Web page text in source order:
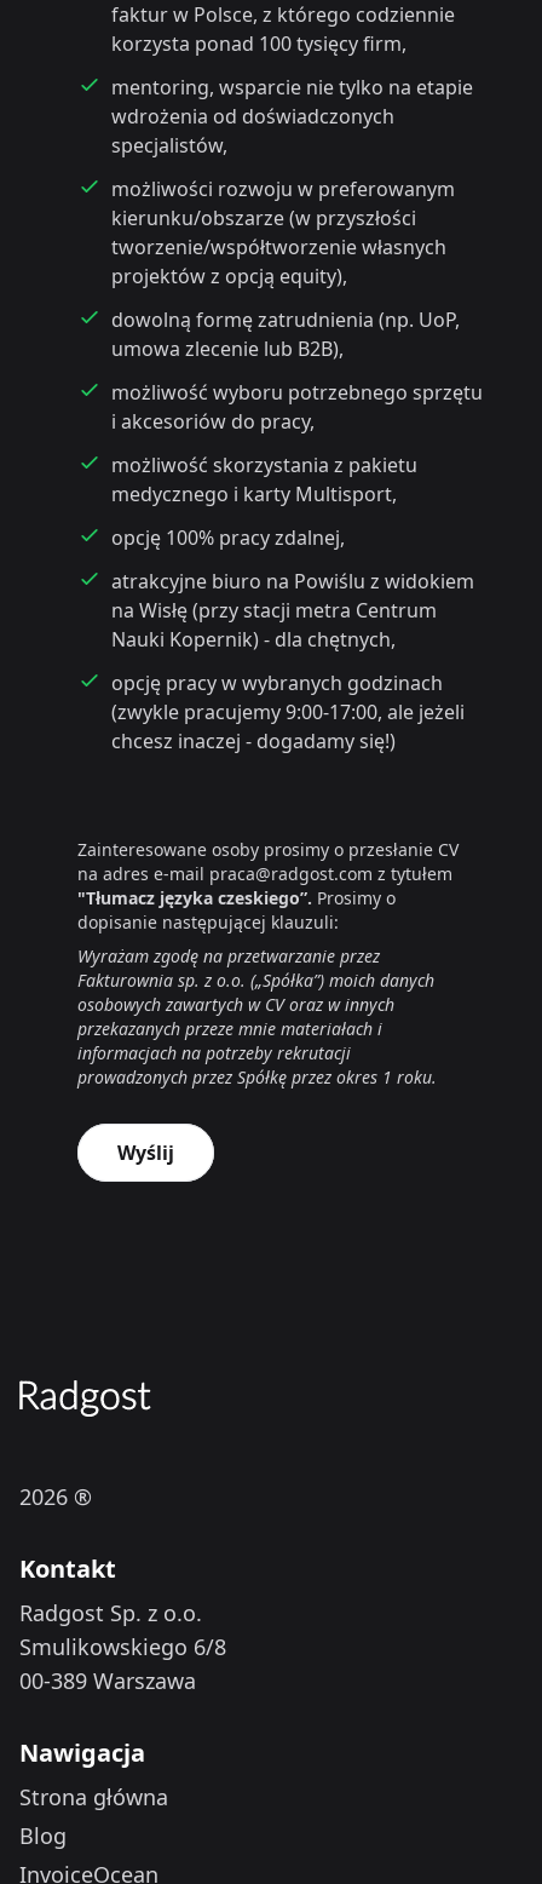
faktur w Polsce, z którego codziennie
korzysta ponad 100 tysięcy firm,
mentoring, wsparcie nie tylko na etapie
wdrożenia od doświadczonych
specjalistów,
możliwości rozwoju w preferowanym
kierunku/obszarze (w przyszłości
tworzenie/współtworzenie własnych
projektów z opcją equity),
dowolną formę zatrudnienia (np. UoP,
umowa zlecenie lub B2B),
możliwość wyboru potrzebnego sprzętu
i akcesoriów do pracy,
możliwość skorzystania z pakietu
medycznego i karty Multisport,
opcję 100% pracy zdalnej,
atrakcyjne biuro na Powiślu z widokiem
na Wisłę (przy stacji metra Centrum
Nauki Kopernik) - dla chętnych,
opcję pracy w wybranych godzinach
(zwykle pracujemy 9:00-17:00, ale jeżeli
chcesz inaczej - dogadamy się!)
Zainteresowane osoby prosimy o przesłanie CV
na adres e-mail praca@radgost.com z tytułem
"Tłumacz języka czeskiego”. Prosimy o
dopisanie następującej klauzuli:
Wyrażam zgodę na przetwarzanie przez
Fakturownia sp. z o.o. („Spółka”) moich danych
osobowych zawartych w CV oraz w innych
przekazanych przeze mnie materiałach i
informacjach na potrzeby rekrutacji
prowadzonych przez Spółkę przez okres 1 roku.
Wyślij
2026 ®
Kontakt
Radgost Sp. z o.o.
Smulikowskiego 6/8
00-389 Warszawa
Nawigacja
Strona główna
Blog
InvoiceOcean